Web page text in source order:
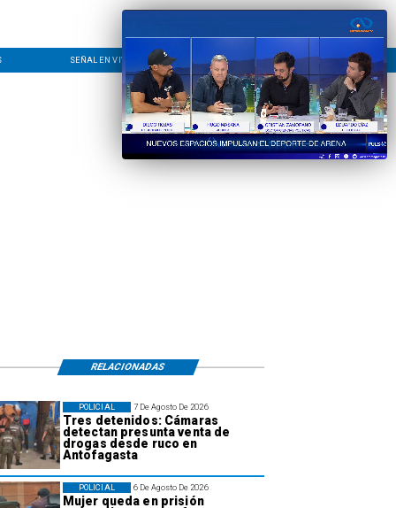
SEÑAL EN VIVO CONTACTO LÍNEA EDITORIAL
7 De Agosto De 2026
Tres detenidos: Cámaras
detectan presunta venta de
drogas desde ruco en
Antofagasta
POLICIAL
6 De Agosto De 2026
Mujer queda en prisión
POLICIAL
RELACIONADAS